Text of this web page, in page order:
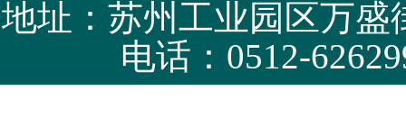
地址：苏州工业园区万盛
电话：0512-